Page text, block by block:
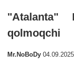
"Atalanta"
qolmoqchi
Mr.NoBoDy